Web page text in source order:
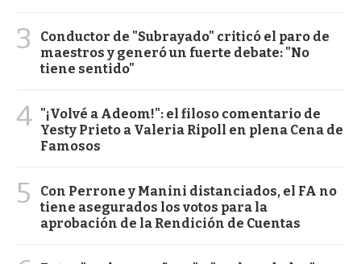
3
Conductor de "Subrayado" criticó el paro de
maestros y generó un fuerte debate: "No
tiene sentido"
4 "¡Volvé a Adeom!": el filoso comentario de
Yesty Prieto a Valeria Ripoll en plena Cena de
Famosos
5
Con Perrone y Manini distanciados, el FA no
tiene asegurados los votos para la
aprobación de la Rendición de Cuentas